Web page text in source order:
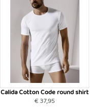
Calida Cotton Code round shirt
€ 37,95